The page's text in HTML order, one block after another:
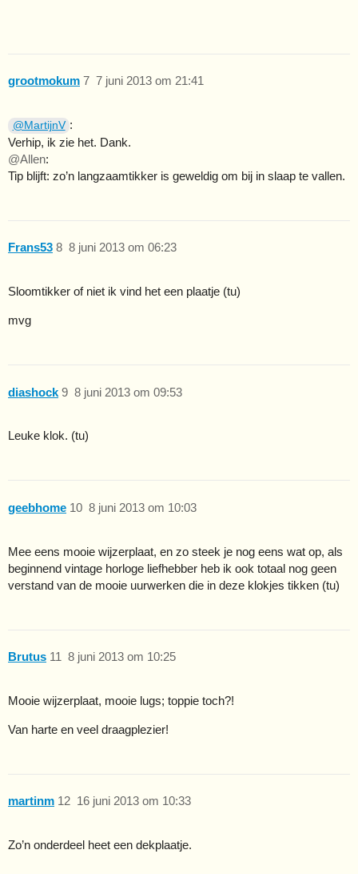
grootmokum 7 juni 2013 om 21:41
7
@MartijnV :
Verhip, ik zie het. Dank.
@Allen:
Tip blijft: zo’n langzaamtikker is geweldig om bij in slaap te vallen.
Frans53 8 juni 2013 om 06:23
8
Sloomtikker of niet ik vind het een plaatje (tu)
mvg
diashock 8 juni 2013 om 09:53
9
Leuke klok. (tu)
geebhome 8 juni 2013 om 10:03
10
Mee eens mooie wijzerplaat, en zo steek je nog eens wat op, als
beginnend vintage horloge liefhebber heb ik ook totaal nog geen
verstand van de mooie uurwerken die in deze klokjes tikken (tu)
Brutus 8 juni 2013 om 10:25
11
Mooie wijzerplaat, mooie lugs; toppie toch?!
Van harte en veel draagplezier!
martinm 16 juni 2013 om 10:33
12
Zo’n onderdeel heet een dekplaatje.